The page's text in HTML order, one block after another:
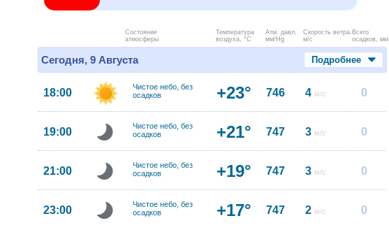
Состояние
атмосферы
Температура
воздуха, °C
Атм. давл.
мм/Hg
Скорость ветра.
м/с
Всего
осадков, мм
Сегодня, 9 Августа Подробнее
18:00
Чистое небо, без
осадков
+23° 746 4 м/с 0
19:00
Чистое небо, без
осадков
+21° 747 3 м/с 0
21:00
Чистое небо, без
осадков
+19° 747 3 м/с 0
23:00
Чистое небо, без
осадков
+17° 747 2 м/с 0